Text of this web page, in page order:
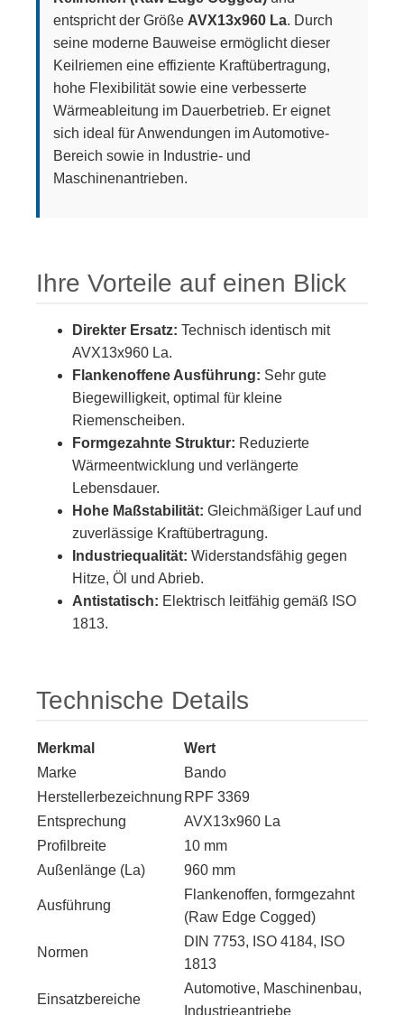
entspricht der Größe AVX13x960 La. Durch
seine moderne Bauweise ermöglicht dieser
Keilriemen eine effiziente Kraftübertragung,
hohe Flexibilität sowie eine verbesserte
Wärmeableitung im Dauerbetrieb. Er eignet
sich ideal für Anwendungen im Automotive-
Bereich sowie in Industrie- und
Maschinenantrieben.
Ihre Vorteile auf einen Blick
Direkter Ersatz: Technisch identisch mit
AVX13x960 La.
Flankenoffene Ausführung: Sehr gute
Biegewilligkeit, optimal für kleine
Riemenscheiben.
Formgezahnte Struktur: Reduzierte
Wärmeentwicklung und verlängerte
Lebensdauer.
Hohe Maßstabilität: Gleichmäßiger Lauf und
zuverlässige Kraftübertragung.
Industriequalität: Widerstandsfähig gegen
Hitze, Öl und Abrieb.
Antistatisch: Elektrisch leitfähig gemäß ISO
1813.
Technische Details
Merkmal
Wert
Marke
Bando
Herstellerbezeichnung RPF 3369
Entsprechung
AVX13x960 La
Profilbreite
10 mm
Außenlänge (La)
960 mm
Ausführung
Flankenoffen, formgezahnt
(Raw Edge Cogged)
Normen
DIN 7753, ISO 4184, ISO
1813
Einsatzbereiche
Automotive, Maschinenbau,
Industrieantriebe